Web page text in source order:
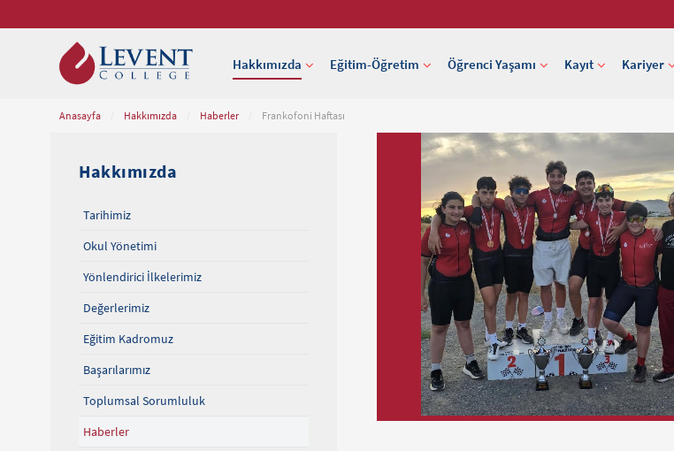
Hakkımızda Eğitim-Öğretim Öğrenci Yaşamı Kayıt Kariyer
Anasayfa Hakkımızda Haberler Frankofoni Haftası
Hakkımızda
Tarihimiz
Okul Yönetimi
Yönlendirici İlkelerimiz
Değerlerimiz
Eğitim Kadromuz
Başarılarımız
Toplumsal Sorumluluk
Haberler